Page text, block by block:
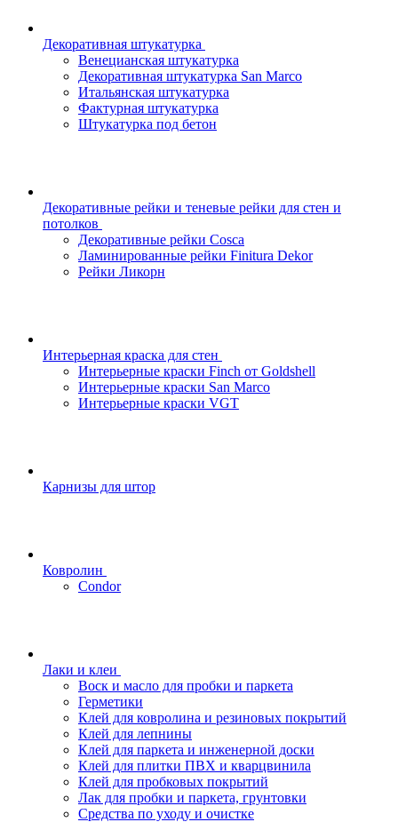
Декоративная штукатурка
Венецианская штукатурка
Декоративная штукатурка San Marco
Итальянская штукатурка
Фактурная штукатурка
Штукатурка под бетон
Декоративные рейки и теневые рейки для стен и
потолков
Декоративные рейки Cosca
Ламинированные рейки Finitura Dekor
Рейки Ликорн
Интерьерная краска для стен
Интерьерные краски Finch от Goldshell
Интерьерные краски San Marco
Интерьерные краски VGT
Карнизы для штор
Ковролин
Condor
Лаки и клеи
Воск и масло для пробки и паркета
Герметики
Клей для ковролина и резиновых покрытий
Клей для лепнины
Клей для паркета и инженерной доски
Клей для плитки ПВХ и кварцвинила
Клей для пробковых покрытий
Лак для пробки и паркета, грунтовки
Средства по уходу и очистке